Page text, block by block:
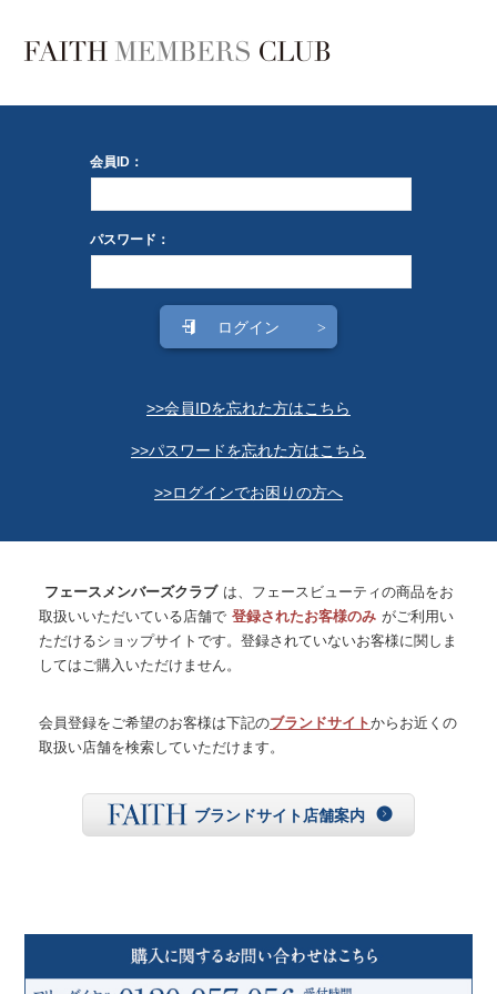
フェースメンバーズクラブ は、フェースビューティの商品をお
取扱いいただいている店舗で 登録されたお客様のみ がご利用い
ただけるショップサイトです。登録されていないお客様に関しま
してはご購入いただけません。
会員登録をご希望のお客様は下記のブランドサイトからお近くの
取扱い店舗を検索していただけます。
ブランドサイト店舗案内
会員ID：
パスワード：
>>会員IDを忘れた方はこちら
>>パスワードを忘れた方はこちら
>>ログインでお困りの方へ